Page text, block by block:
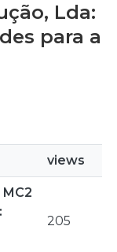
Lda:
para a
views
205